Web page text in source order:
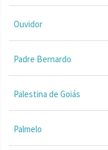
Ouvidor
Padre Bernardo
Palestina de Goiás
Palmelo